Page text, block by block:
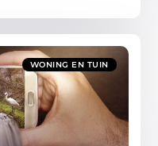
WONING EN TUIN